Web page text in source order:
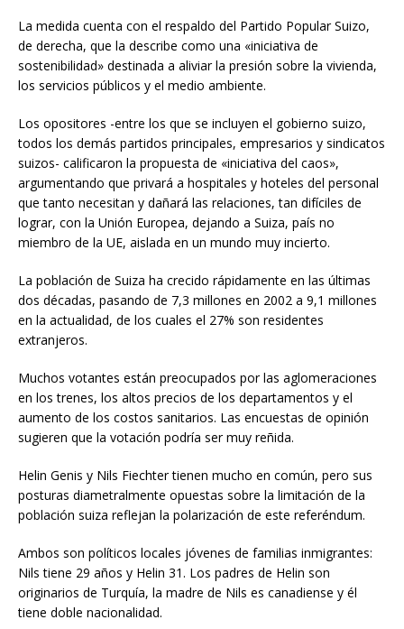
La medida cuenta con el respaldo del Partido Popular Suizo,
de derecha, que la describe como una «iniciativa de
sostenibilidad» destinada a aliviar la presión sobre la vivienda,
los servicios públicos y el medio ambiente.
Los opositores -entre los que se incluyen el gobierno suizo,
todos los demás partidos principales, empresarios y sindicatos
suizos- calificaron la propuesta de «iniciativa del caos»,
argumentando que privará a hospitales y hoteles del personal
que tanto necesitan y dañará las relaciones, tan difíciles de
lograr, con la Unión Europea, dejando a Suiza, país no
miembro de la UE, aislada en un mundo muy incierto.
La población de Suiza ha crecido rápidamente en las últimas
dos décadas, pasando de 7,3 millones en 2002 a 9,1 millones
en la actualidad, de los cuales el 27% son residentes
extranjeros.
Muchos votantes están preocupados por las aglomeraciones
en los trenes, los altos precios de los departamentos y el
aumento de los costos sanitarios. Las encuestas de opinión
sugieren que la votación podría ser muy reñida.
Helin Genis y Nils Fiechter tienen mucho en común, pero sus
posturas diametralmente opuestas sobre la limitación de la
población suiza reflejan la polarización de este referéndum.
Ambos son políticos locales jóvenes de familias inmigrantes:
Nils tiene 29 años y Helin 31. Los padres de Helin son
originarios de Turquía, la madre de Nils es canadiense y él
tiene doble nacionalidad.